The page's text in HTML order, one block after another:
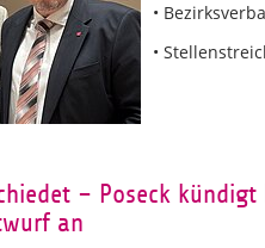
•
•
– Poseck
an